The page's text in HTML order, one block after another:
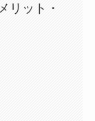
リット・